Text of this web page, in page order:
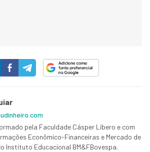
pela Faculdade Cásper Líbero e com
Econômico-Financeiras e Mercado de
Instituto Educacional BM&FBovespa.